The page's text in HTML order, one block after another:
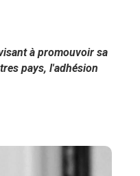
à promouvoir sa
pays, l'adhésion